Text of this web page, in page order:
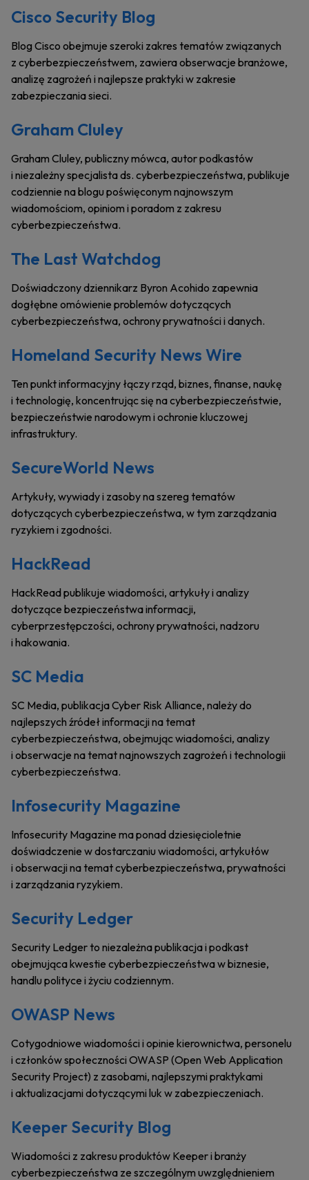
Cisco Security Blog
Blog Cisco obejmuje szeroki zakres tematów związanych
z cyberbezpieczeństwem, zawiera obserwacje branżowe,
analizę zagrożeń i najlepsze praktyki w zakresie
zabezpieczania sieci.
Graham Cluley
Graham Cluley, publiczny mówca, autor podkastów
i niezależny specjalista ds. cyberbezpieczeństwa, publikuje
codziennie na blogu poświęconym najnowszym
wiadomościom, opiniom i poradom z zakresu
cyberbezpieczeństwa.
The Last Watchdog
Doświadczony dziennikarz Byron Acohido zapewnia
dogłębne omówienie problemów dotyczących
cyberbezpieczeństwa, ochrony prywatności i danych.
Homeland Security News Wire
Ten punkt informacyjny łączy rząd, biznes, finanse, naukę
i technologię, koncentrując się na cyberbezpieczeństwie,
bezpieczeństwie narodowym i ochronie kluczowej
infrastruktury.
SecureWorld News
Artykuły, wywiady i zasoby na szereg tematów
dotyczących cyberbezpieczeństwa, w tym zarządzania
ryzykiem i zgodności.
HackRead
HackRead publikuje wiadomości, artykuły i analizy
dotyczące bezpieczeństwa informacji,
cyberprzestępczości, ochrony prywatności, nadzoru
i hakowania.
SC Media
SC Media, publikacja Cyber Risk Alliance, należy do
najlepszych źródeł informacji na temat
cyberbezpieczeństwa, obejmując wiadomości, analizy
i obserwacje na temat najnowszych zagrożeń i technologii
cyberbezpieczeństwa.
Infosecurity Magazine
Infosecurity Magazine ma ponad dziesięcioletnie
doświadczenie w dostarczaniu wiadomości, artykułów
i obserwacji na temat cyberbezpieczeństwa, prywatności
i zarządzania ryzykiem.
Security Ledger
Security Ledger to niezależna publikacja i podkast
obejmująca kwestie cyberbezpieczeństwa w biznesie,
handlu polityce i życiu codziennym.
OWASP News
Cotygodniowe wiadomości i opinie kierownictwa, personelu
i członków społeczności OWASP (Open Web Application
Security Project) z zasobami, najlepszymi praktykami
i aktualizacjami dotyczącymi luk w zabezpieczeniach.
Keeper Security Blog
Wiadomości z zakresu produktów Keeper i branży
cyberbezpieczeństwa ze szczególnym uwzględnieniem